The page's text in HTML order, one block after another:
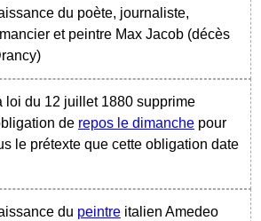
du poète, journaliste,
et peintre Max Jacob (décès
loi du 12 juillet 1880 supprime
de repos le dimanche pour
le prétexte que cette obligation date
du peintre italien Amedeo